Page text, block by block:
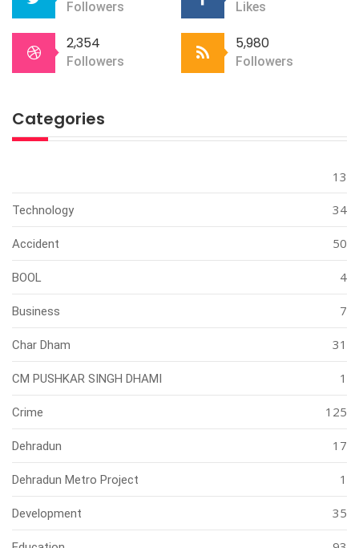
Followers Likes
2,354
Followers
5,980
Followers
Categories
13
Technology 34
Accident 50
BOOL 4
Business 7
Char Dham 31
CM PUSHKAR SINGH DHAMI 1
Crime 125
Dehradun 17
Dehradun Metro Project 1
Development 35